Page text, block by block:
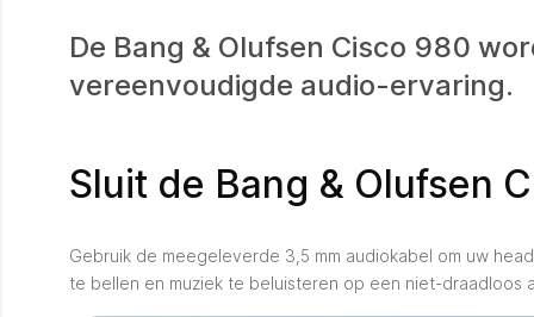
De Bang & Olufsen Cisco 980
vereenvoudigde audio-ervaring.
Sluit de Bang & Olufsen
Gebruik de meegeleverde 3,5 mm audiokabel om uw
te bellen en muziek te beluisteren op een niet-draadloos